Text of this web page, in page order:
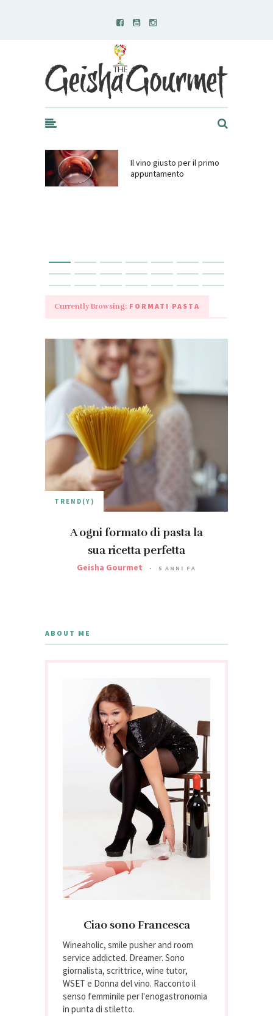
Geisha Gourmet
Il vino giusto per il primo
appuntamento
Currently Browsing: FORMATI PASTA
TREND(Y)
A ogni formato di pasta la
sua ricetta perfetta
Geisha Gourmet 5 ANNI FA
ABOUT ME
Ciao sono Francesca
Wineaholic, smile pusher and room
service addicted. Dreamer. Sono
giornalista, scrittrice, wine tutor,
WSET e Donna del vino. Racconto il
senso femminile per l'enogastronomia
in punta di stiletto.